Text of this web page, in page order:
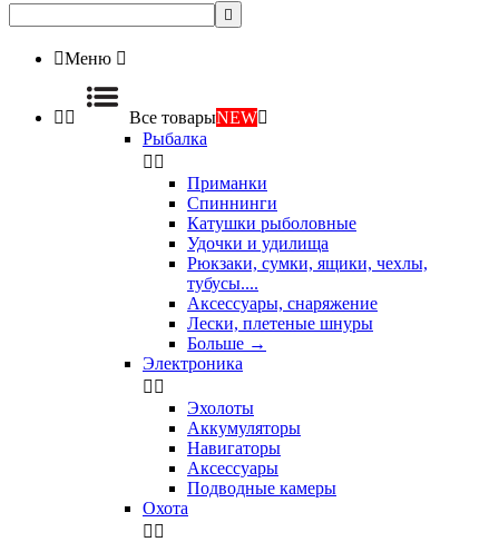

Меню 
  Все товарыNEW
Рыбалка
 
Приманки
Спиннинги
Катушки рыболовные
Удочки и удилища
Рюкзаки, сумки, ящики, чехлы,
тубусы....
Аксессуары, снаряжение
Лески, плетеные шнуры
Больше →
Электроника
 
Эхолоты
Аккумуляторы
Навигаторы
Аксессуары
Подводные камеры
Охота
 